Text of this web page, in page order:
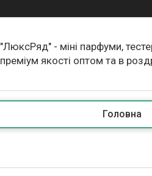
"ЛюксРяд" - міні парфуми,
преміум якості оптом та в
Головна